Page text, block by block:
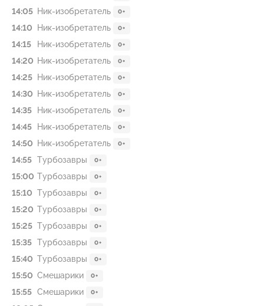
14:05 Ник-изобретатель 0+
14:10 Ник-изобретатель 0+
14:15 Ник-изобретатель 0+
14:20 Ник-изобретатель 0+
14:25 Ник-изобретатель 0+
14:30 Ник-изобретатель 0+
14:35 Ник-изобретатель 0+
14:45 Ник-изобретатель 0+
14:50 Ник-изобретатель 0+
14:55 Туpбозавры 0+
15:00 Туpбозавры 0+
15:10 Туpбозавры 0+
15:20 Туpбозавры 0+
15:25 Турбoзавры 0+
15:35 Турбoзавры 0+
15:40 Турбoзавры 0+
15:50 Смешарики 0+
15:55 Смешарики 0+